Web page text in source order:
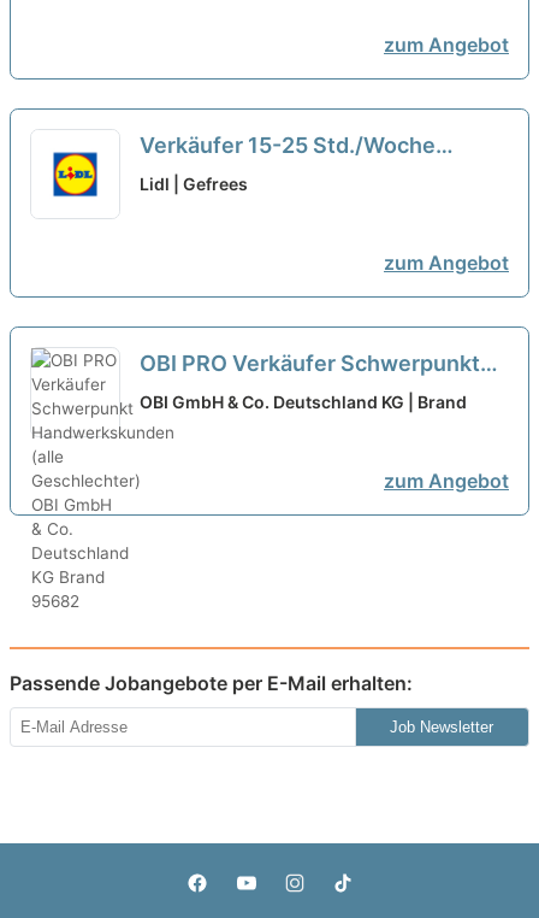
zum Angebot
Verkäufer 15-25 Std./Woche
Teilzeit (m/w/d)
Lidl | Gefrees
zum Angebot
OBI PRO Verkäufer Schwerpunkt
Handwerkskunden (alle
Geschlechter)
OBI GmbH & Co. Deutschland KG | Brand
zum Angebot
Passende Jobangebote per E-Mail erhalten:
Job Newsletter